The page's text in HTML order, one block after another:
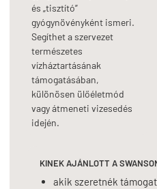
és „tisztító”
gyógynövényként ismeri.
Segíthet a szervezet
természetes
vízháztartásának
támogatásában,
különösen ülőéletmód
vagy átmeneti vizesedés
idején.
KINEK AJÁNLOTT A
akik szeretnék